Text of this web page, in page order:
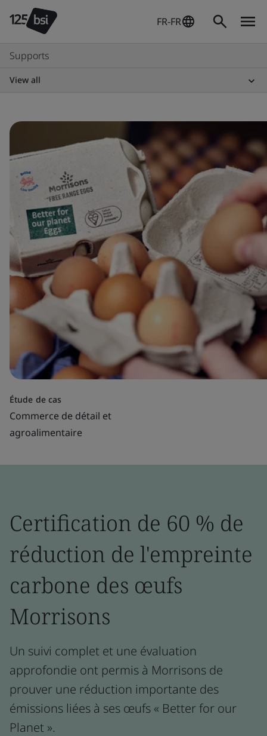
FR-FR
Supports
View all
Étude de cas
Commerce de détail et
agroalimentaire
Certification de 60 % de
réduction de l'empreinte
carbone des œufs
Morrisons
Un suivi complet et une évaluation
approfondie ont permis à Morrisons de
prouver une réduction importante des
émissions liées à ses œufs « Better for our
Planet ».